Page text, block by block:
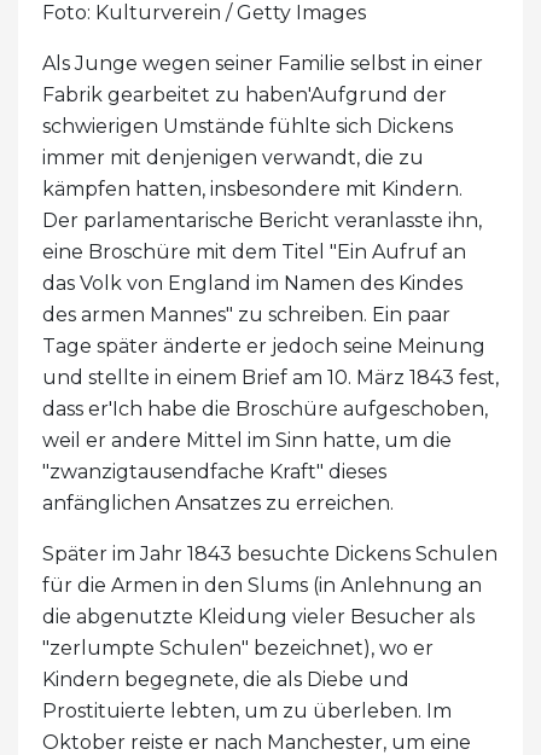
Foto: Kulturverein / Getty Images
Als Junge wegen seiner Familie selbst in einer
Fabrik gearbeitet zu haben'Aufgrund der
schwierigen Umstände fühlte sich Dickens
immer mit denjenigen verwandt, die zu
kämpfen hatten, insbesondere mit Kindern.
Der parlamentarische Bericht veranlasste ihn,
eine Broschüre mit dem Titel "Ein Aufruf an
das Volk von England im Namen des Kindes
des armen Mannes" zu schreiben. Ein paar
Tage später änderte er jedoch seine Meinung
und stellte in einem Brief am 10. März 1843 fest,
dass er'Ich habe die Broschüre aufgeschoben,
weil er andere Mittel im Sinn hatte, um die
"zwanzigtausendfache Kraft" dieses
anfänglichen Ansatzes zu erreichen.
Später im Jahr 1843 besuchte Dickens Schulen
für die Armen in den Slums (in Anlehnung an
die abgenutzte Kleidung vieler Besucher als
"zerlumpte Schulen" bezeichnet), wo er
Kindern begegnete, die als Diebe und
Prostituierte lebten, um zu überleben. Im
Oktober reiste er nach Manchester, um eine